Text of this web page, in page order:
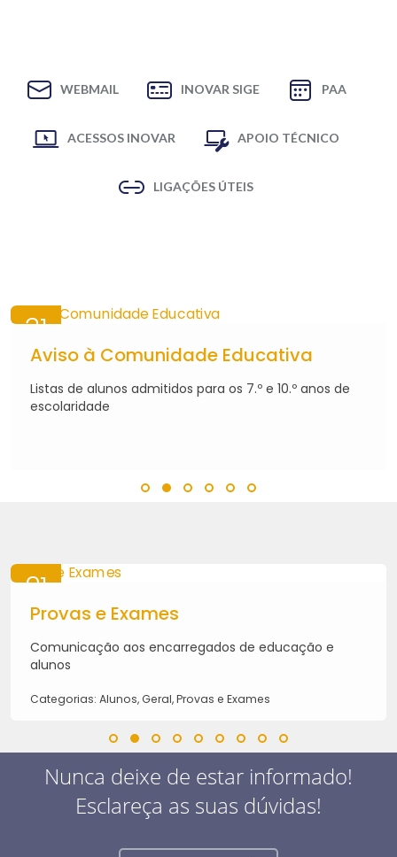
WEBMAIL INOVAR SIGE PAA
ACESSOS INOVAR APOIO TÉCNICO
LIGAÇÕES ÚTEIS
31
JUL
2026
Aviso à Comunidade Educativa
Listas de alunos admitidos para os 7.º e 10.º anos de
escolaridade
21
MAI
2026
Provas e Exames
Comunicação aos encarregados de educação e
alunos
Categorias: Alunos, Geral, Provas e Exames
Nunca deixe de estar informado!
Esclareça as suas dúvidas!